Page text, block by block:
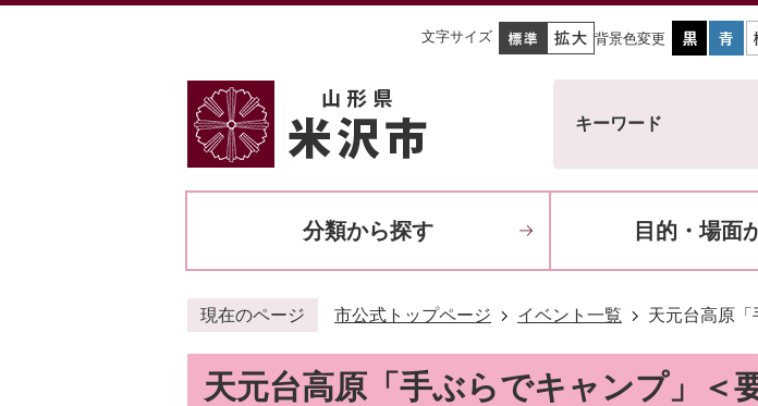
文字サイズ 背景色変更
キーワード
分類から探す 目的・場面
現在のページ 市公式トップページ イベント一覧 天元台高原「
天元台高原「手ぶらでキャンプ」＜